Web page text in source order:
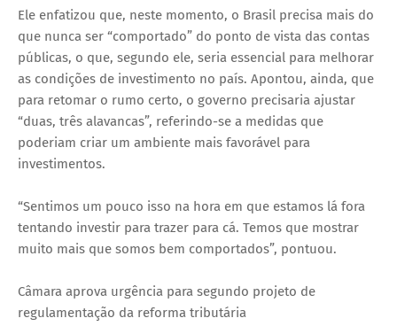
Ele enfatizou que, neste momento, o Brasil precisa mais do
que nunca ser “comportado” do ponto de vista das contas
públicas, o que, segundo ele, seria essencial para melhorar
as condições de investimento no país. Apontou, ainda, que
para retomar o rumo certo, o governo precisaria ajustar
“duas, três alavancas”, referindo-se a medidas que
poderiam criar um ambiente mais favorável para
investimentos.
“Sentimos um pouco isso na hora em que estamos lá fora
tentando investir para trazer para cá. Temos que mostrar
muito mais que somos bem comportados”, pontuou.
Câmara aprova urgência para segundo projeto de
regulamentação da reforma tributária